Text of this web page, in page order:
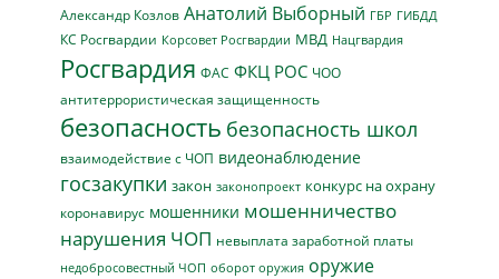
Александр Козлов Анатолий Выборный ГБР ГИБДД
КС Росгвардии Корсовет Росгвардии МВД Нацгвардия
Росгвардия ФАС ФКЦ РОС ЧОО
антитеррористическая защищенность
безопасность безопасность школ
взаимодействие с ЧОП видеонаблюдение
госзакупки закон законопроект конкурс на охрану
коронавирус мошенники мошенничество
нарушения ЧОП невыплата заработной платы
недобросовестный ЧОП оборот оружия оружие